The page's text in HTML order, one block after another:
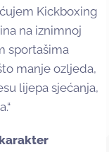
Kickboxing
na iznimnoj
sportašima
manje ozljeda,
lijepa sjećanja,